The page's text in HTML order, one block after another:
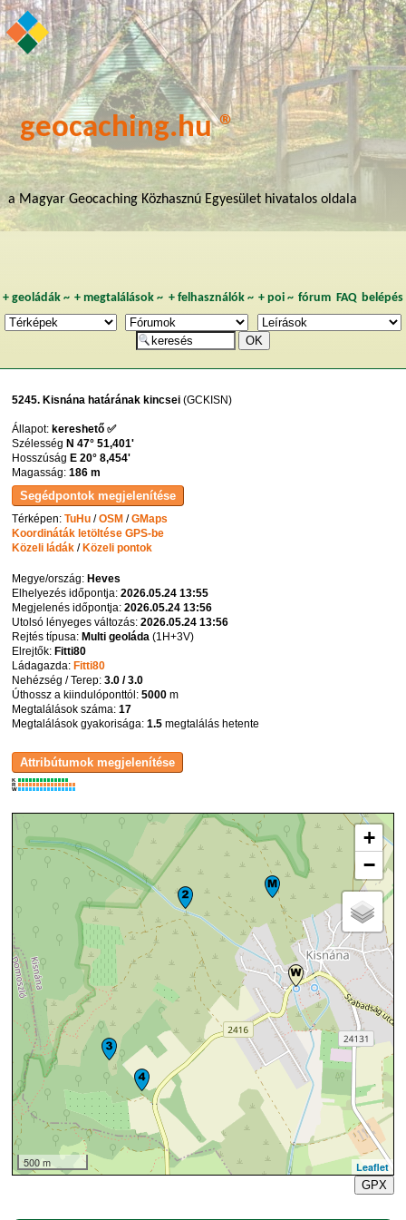
geocaching.hu ®
a Magyar Geocaching Közhasznú Egyesület hivatalos oldala
+ geoládák~ +megtalálások ~ + felhasználók~ + poi~ fórum FAQ belépés
5245. Kisnána határának kincsei (GCKISN)
Állapot:kereshető ✅
SzélességN 47° 51,401'
HosszúságE 20° 8,454'
Magasság:186 m
Térképen:TuHu /OSM /GMaps
Koordináták letöltése GPS-be
Közeli ládák /Közeli pontok
Megye/ország:Heves
Elhelyezés időpontja:2026.05.24 13:55
Megjelenés időpontja:2026.05.24 13:56
Utolsó lényeges változás:2026.05.24 13:56
Rejtés típusa:Multi geoláda (1H+3V)
Elrejtők:Fitti80
Ládagazda:Fitti80
Nehézség / Terep:3.0 / 3.0
Úthossz a kiindulóponttól:5000 m
Megtalálások száma:17
Megtalálások gyakorisága:1.5 megtalálás hetente
K
R
W
+
−
500 m
Leaflet
GPX